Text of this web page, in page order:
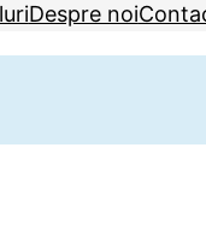
Despre noi